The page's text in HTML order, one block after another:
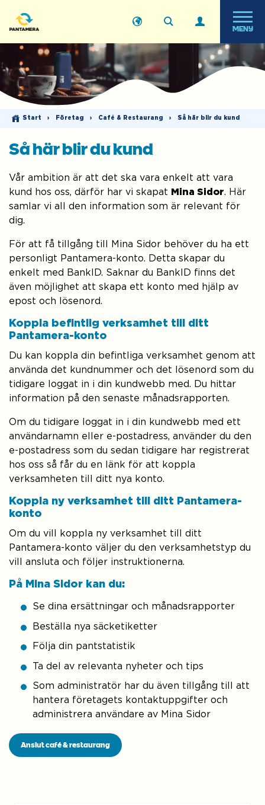
MENY
Start › Företag › Café & Restaurang › Så här blir du kund
Så här blir du kund
Vår ambition är att det ska vara enkelt att vara
kund hos oss, därför har vi skapat
Mina Sidor. Här
samlar vi all den information som är relevant för
dig.
För att få tillgång till Mina Sidor behöver du ha ett
personligt Pantamera-konto. Detta skapar du
enkelt med BankID. Saknar du BankID finns det
även möjlighet att skapa ett konto med hjälp av
epost och lösenord.
Koppla befintlig verksamhet till ditt
Pantamera-konto
Du kan koppla din befintliga verksamhet genom att
använda det kundnummer och det lösenord som du
tidigare loggat in i din kundwebb med. Du hittar
information på den senaste månadsrapporten.
Om du tidigare loggat in i din kundwebb med ett
användarnamn eller e-postadress, använder du den
e-postadress som du sedan tidigare har registrerat
hos oss så får du en länk för att koppla
verksamheten till ditt nya konto.
Koppla ny verksamhet till ditt Pantamera-
konto
Om du vill koppla ny verksamhet till ditt
Pantamera-konto väljer du den verksamhetstyp du
vill ansluta och följer instruktionerna.
På Mina Sidor kan du:
Se dina ersättningar och månadsrapporter
Beställa nya säcketiketter
Följa din pantstatistik
Ta del av relevanta nyheter och tips
Som administratör har du även tillgång till att
hantera företagets kontaktuppgifter och
administrera användare av Mina Sidor
Anslut café & restaurang